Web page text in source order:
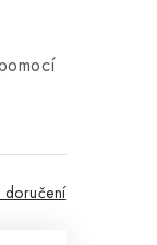
doručení